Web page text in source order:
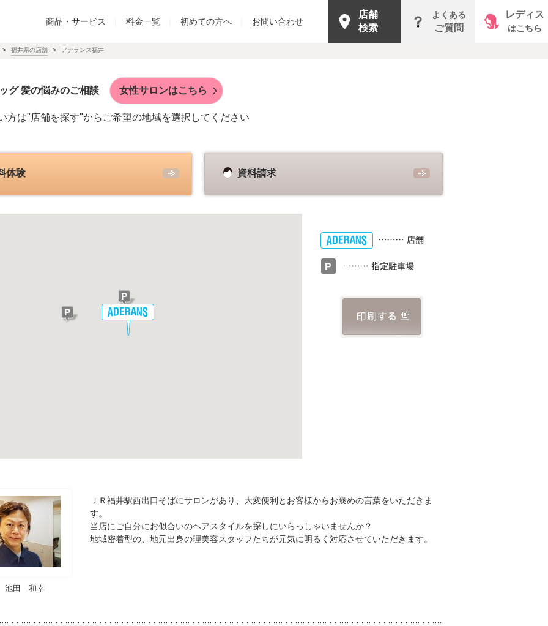
商品・サービス 料金一覧 初めての方へ お問い合わせ
店舗
検索
よくある
ご質問
レディス
はこちら
福井県の店舗 アデランス福井
グ 髪の悩みのご相談 女性サロンはこちら
方は"店舗を探す"からご希望の地域を選択してください
体験 資料請求
池田 和幸
ＪＲ福井駅西出口そばにサロンがあり、大変便利とお客様からお褒めの言葉をいただきま
す。
当店にご自分にお似合いのヘアスタイルを探しにいらっしゃいませんか？
地域密着型の、地元出身の理美容スタッフたちが元気に明るく対応させていただきます。